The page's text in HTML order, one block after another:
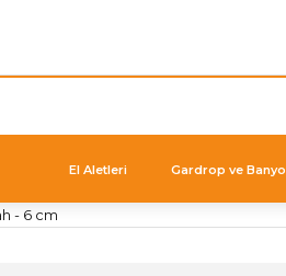
El Aletleri Gardrop ve Banyo
- 6 cm